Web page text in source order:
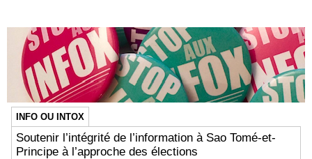
INFO OU INTOX
Soutenir l’intégrité de l’information à Sao Tomé-et-
Principe à l’approche des élections